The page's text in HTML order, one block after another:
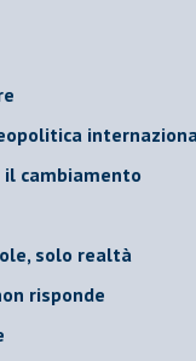
il cambiamento
solo realtà
risponde